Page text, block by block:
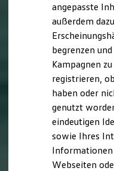
XTL-
Ersatzteile und
Original
myVolkswagen
Elektrisch & Autonom
Elektro - &
Unser
Reichweite &
Wallbox
angepasste
außerdem
begrenzen
Kampagnen
registrieren,
haben oder
genutzt
eindeutigen
sowie Ihres
Webseiten